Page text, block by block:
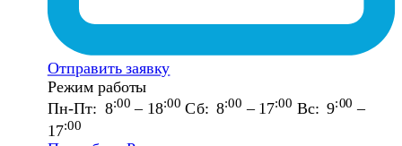
Отправить заявку
Режим работы
Пн-Пт: 8:00 – 18:00 Сб: 8:00 – 17:00 Вс: 9:00 –
17:00